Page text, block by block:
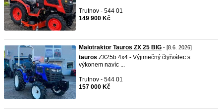
Trutnov - 544 01
149 900 Kč
Malotraktor Tauros ZX 25 BIG - [8.6. 2026]
tauros ZX25b 4x4 - Výjimečný čtyřválec s
výkonem navíc ...
Trutnov - 544 01
157 000 Kč